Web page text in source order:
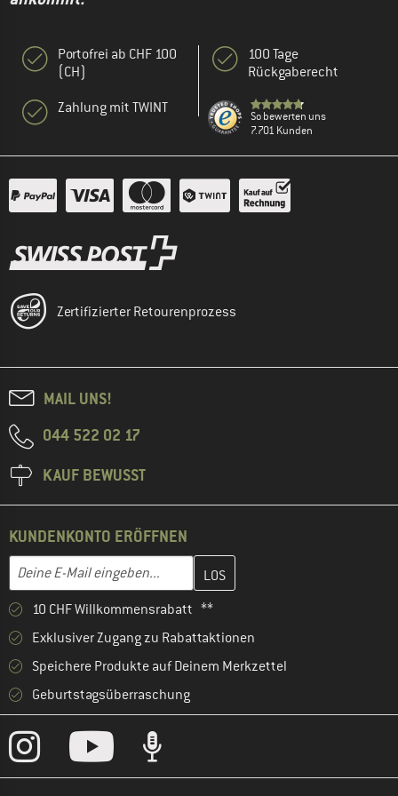
Portofrei ab CHF 100
(CH)
Zahlung mit TWINT
100 Tage
Rückgaberecht
So bewerten uns
7.701 Kunden
Zertifizierter Retourenprozess
MAIL UNS!
044 522 02 17
KAUF BEWUSST
KUNDENKONTO ERÖFFNEN
E-Mail-Adresse
Gib hier deine E-Mail-Adresse ein und erstelle im nächsten
10 CHF Willkommensrabatt **
Exklusiver Zugang zu Rabattaktionen
Speichere Produkte auf Deinem Merkzettel
Geburtstagsüberraschung